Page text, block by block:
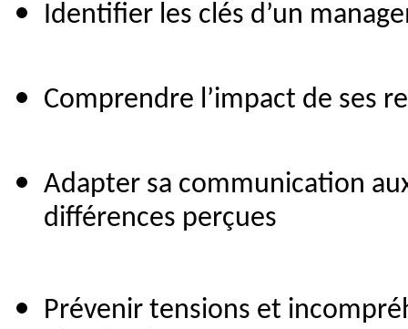
Identifier les clés d’un
Comprendre l’impact de ses
Adapter sa communication
différences perçues
Prévenir tensions et